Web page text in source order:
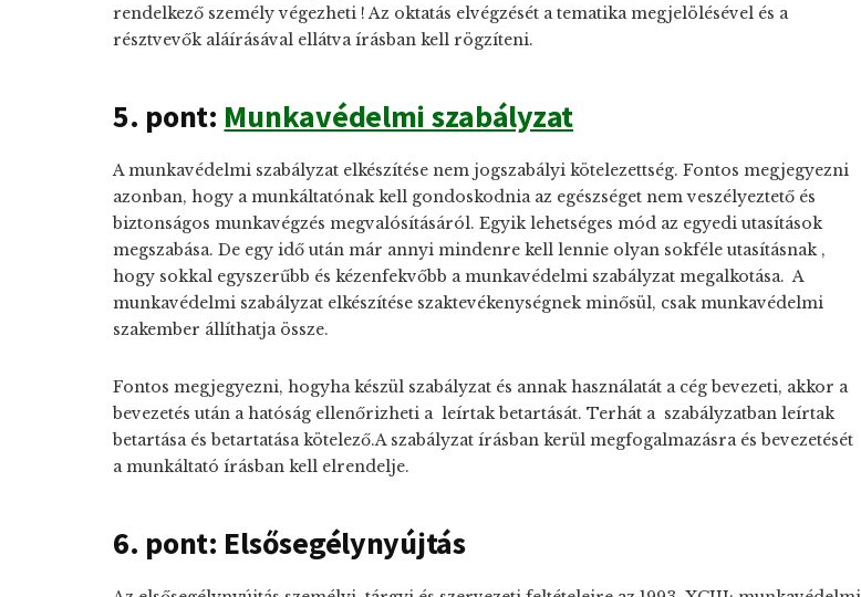
rendelkező személy végezheti ! Az oktatás elvégzését a tematika megjelölésével és a
résztvevők aláírásával ellátva írásban kell rögzíteni.
5. pont: Munkavédelmi szabályzat
A munkavédelmi szabályzat elkészítése nem jogszabályi kötelezettség. Fontos megjegyezni
azonban, hogy a munkáltatónak kell gondoskodnia az egészséget nem veszélyeztető és
biztonságos munkavégzés megvalósításáról. Egyik lehetséges mód az egyedi utasítások
megszabása. De egy idő után már annyi mindenre kell lennie olyan sokféle utasításnak ,
hogy sokkal egyszerűbb és kézenfekvőbb a munkavédelmi szabályzat megalkotása. A
munkavédelmi szabályzat elkészítése szaktevékenységnek minősül, csak munkavédelmi
szakember állíthatja össze.
Fontos megjegyezni, hogyha készül szabályzat és annak használatát a cég bevezeti, akkor a
bevezetés után a hatóság ellenőrizheti a leírtak betartását. Terhát a szabályzatban leírtak
betartása és betartatása kötelező.A szabályzat írásban kerül megfogalmazásra és bevezetését
a munkáltató írásban kell elrendelje.
6. pont: Elsősegélynyújtás